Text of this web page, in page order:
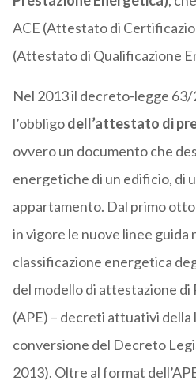
ACE (Attestato di
(Attestato di Qualificazione
Nel 2013 il decreto-legge
l’obbligodell’attestato di
ovvero un documento che
energetiche di un edificio, di
appartamento. Dal primo
in vigore le nuove linee guida
classificazione energetica
del modello di attestazione
(APE) – decreti attuativi della
conversione del Decreto
2013). Oltre al format